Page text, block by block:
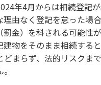
年4月からは相続登記
理由なく登記を怠った場
罰金）を科される可能性
建物をそのまま相続する
どまらず、法的リスクま